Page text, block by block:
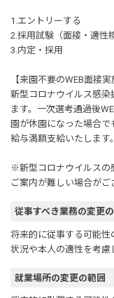
1.エントリーする
2.採用試験（面接・適性
3.内定・採用
【来園不要のWEB面接実
新型コロナウイルス感染
ます。一次選考通過後
園が休園になった場合で
給与満額支給いたします。
※新型コロナウイルスの
ご案内が難しい場合がご
従事すべき業務の変更
将来的に従事する可能
状況や本人の適性を考慮
就業場所の変更の範囲